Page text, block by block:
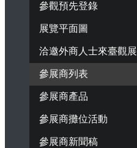
參觀預先登錄
展覽平面圖
洽邀外商人士來臺觀展
參展商列表
參展商產品
參展商攤位活動
參展商新聞稿